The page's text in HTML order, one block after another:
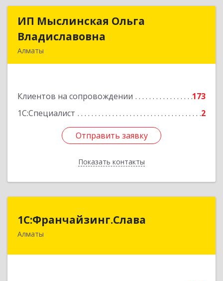
ИП Мыслинская Ольга
Владиславовна
Алматы
Клиентов на сопровождении
173
1С:Специалист
2
Отправить заявку
Показать контакты
ИП Мыслинская Ольга
Подробнее
Отправить заявку
Назад
1С:Франчайзинг.Слава
Алматы
1С:Франчайзинг.Слава
Казахстан, Алматы, 050022, Кашгарская 58-2